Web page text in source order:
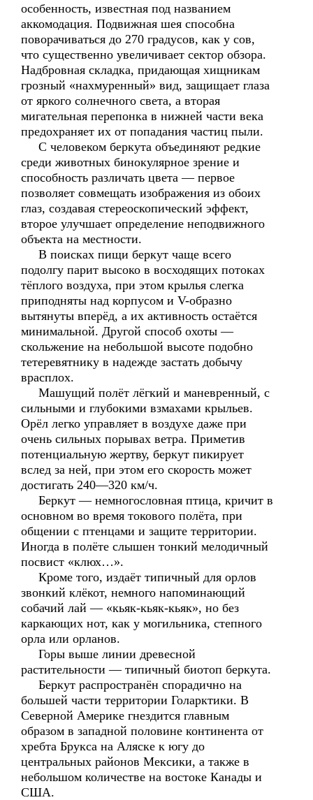
особенность, известная под названием
аккомодация. Подвижная шея способна
поворачиваться до 270 градусов, как у сов,
что существенно увеличивает сектор обзора.
Надбровная складка, придающая хищникам
грозный «нахмуренный» вид, защищает глаза
от яркого солнечного света, а вторая
мигательная перепонка в нижней части века
предохраняет их от попадания частиц пыли.
С человеком беркута объединяют редкие
среди животных бинокулярное зрение и
способность различать цвета — первое
позволяет совмещать изображения из обоих
глаз, создавая стереоскопический эффект,
второе улучшает определение неподвижного
объекта на местности.
В поисках пищи беркут чаще всего
подолгу парит высоко в восходящих потоках
тёплого воздуха, при этом крылья слегка
приподняты над корпусом и V-образно
вытянуты вперёд, а их активность остаётся
минимальной. Другой способ охоты —
скольжение на небольшой высоте подобно
тетеревятнику в надежде застать добычу
врасплох.
Машущий полёт лёгкий и маневренный, с
сильными и глубокими взмахами крыльев.
Орёл легко управляет в воздухе даже при
очень сильных порывах ветра. Приметив
потенциальную жертву, беркут пикирует
вслед за ней, при этом его скорость может
достигать 240—320 км/ч.
Беркут — немногословная птица, кричит в
основном во время токового полёта, при
общении с птенцами и защите территории.
Иногда в полёте слышен тонкий мелодичный
посвист «клюх…».
Кроме того, издаёт типичный для орлов
звонкий клёкот, немного напоминающий
собачий лай — «кьяк-кьяк-кьяк», но без
каркающих нот, как у могильника, степного
орла или орланов.
Горы выше линии древесной
растительности — типичный биотоп беркута.
Беркут распространён спорадично на
большей части территории Голарктики. В
Северной Америке гнездится главным
образом в западной половине континента от
хребта Брукса на Аляске к югу до
центральных районов Мексики, а также в
небольшом количестве на востоке Канады и
США.